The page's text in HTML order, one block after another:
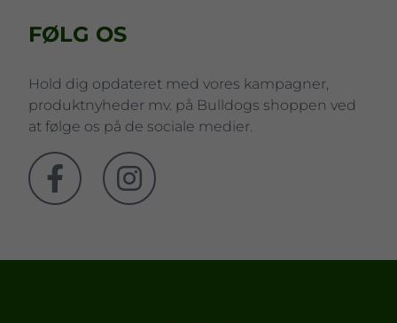
FØLG OS
Hold dig opdateret med vores kampagner,
produktnyheder mv. på Bulldogs shoppen ved
at følge os på de sociale medier.